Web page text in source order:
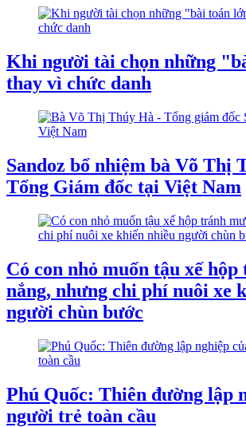
Khi người tài chọn những
thay vì chức danh
Sandoz bổ nhiệm bà Võ Thị
Tổng Giám đốc tại Việt Nam
Có con nhỏ muốn tậu xế
nắng, nhưng chi phí nuôi xe
người chùn bước
Phú Quốc: Thiên đường lập
người trẻ toàn cầu